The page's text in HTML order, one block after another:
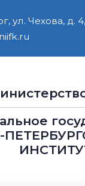
ул. Чехова, д.